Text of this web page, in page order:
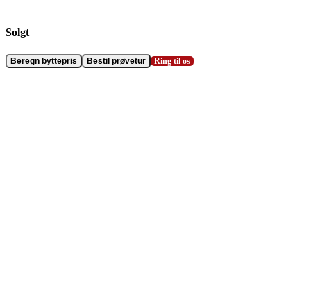
Solgt
Beregn byttepris Bestil prøvetur Ring til os